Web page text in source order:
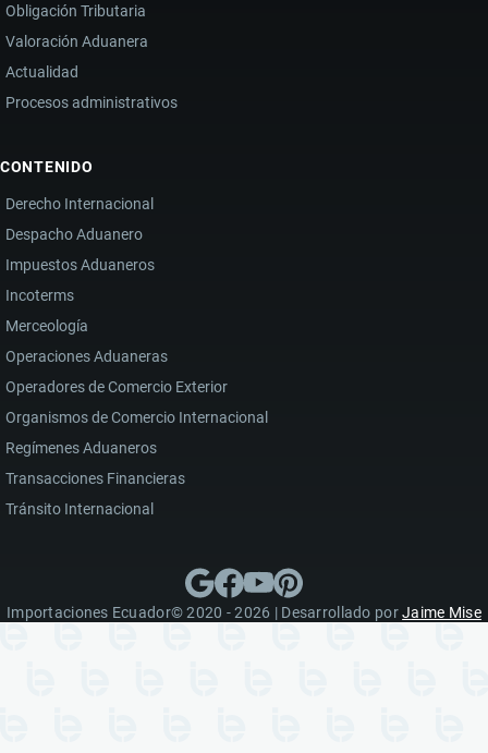
Obligación Tributaria
Valoración Aduanera
Actualidad
Procesos administrativos
CONTENIDO
Derecho Internacional
Despacho Aduanero
Impuestos Aduaneros
Incoterms
Merceología
Operaciones Aduaneras
Operadores de Comercio Exterior
Organismos de Comercio Internacional
Regímenes Aduaneros
Transacciones Financieras
Tránsito Internacional
Importaciones Ecuador© 2020 - 2026 | Desarrollado porJaime Mise